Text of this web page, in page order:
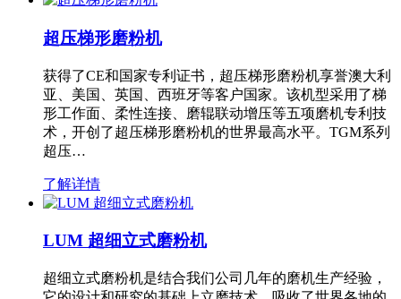
超压梯形磨粉机
获得了CE和国家专利证书，超压梯形磨粉机享誉澳大利
亚、美国、英国、西班牙等客户国家。该机型采用了梯
形工作面、柔性连接、磨辊联动增压等五项磨机专利技
术，开创了超压梯形磨粉机的世界最高水平。TGM系列
超压…
了解详情
LUM 超细立式磨粉机
超细立式磨粉机是结合我们公司几年的磨机生产经验，